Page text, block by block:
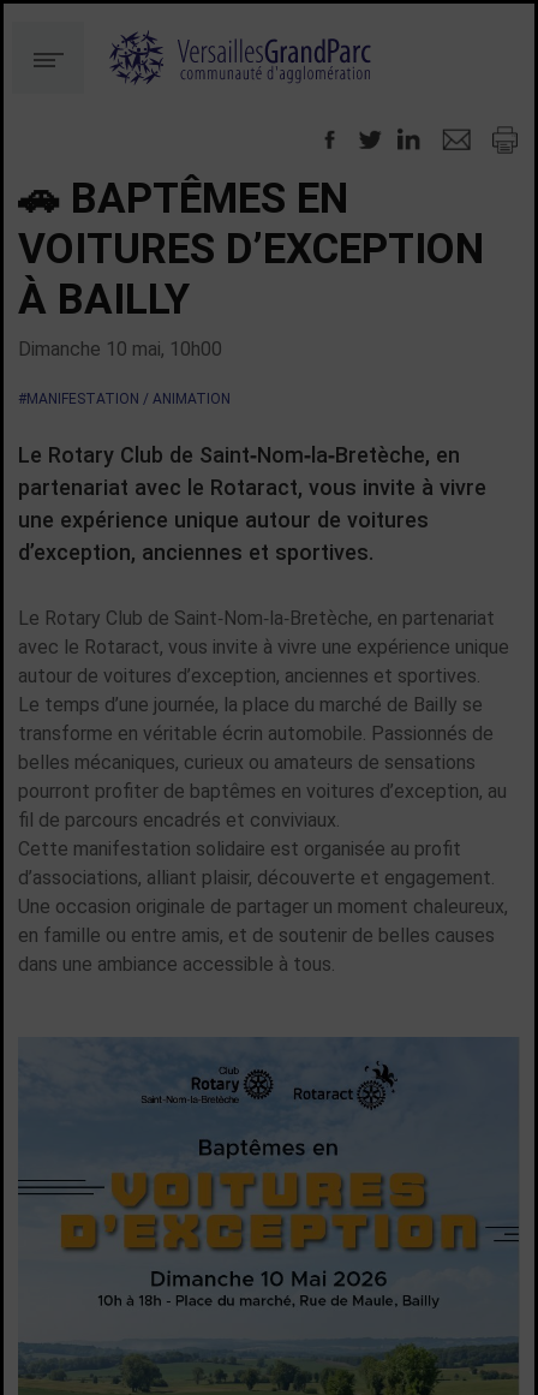
au
contenu
à
Menu
🚗 BAPTÊMES EN
VOITURES D’EXCEPTION
À BAILLY
Dimanche 10 mai, 10h00
#MANIFESTATION / ANIMATION
Le Rotary Club de Saint‑Nom‑la‑Bretèche, en
partenariat avec le Rotaract, vous invite à vivre
une expérience unique autour de voitures
d’exception, anciennes et sportives.
Le Rotary Club de Saint‑Nom‑la‑Bretèche, en partenariat
avec le Rotaract, vous invite à vivre une expérience unique
autour de voitures d’exception, anciennes et sportives.
Le temps d’une journée, la place du marché de Bailly se
transforme en véritable écrin automobile. Passionnés de
belles mécaniques, curieux ou amateurs de sensations
pourront profiter de baptêmes en voitures d’exception, au
fil de parcours encadrés et conviviaux.
Cette manifestation solidaire est organisée au profit
d’associations, alliant plaisir, découverte et engagement.
Une occasion originale de partager un moment chaleureux,
en famille ou entre amis, et de soutenir de belles causes
dans une ambiance accessible à tous.